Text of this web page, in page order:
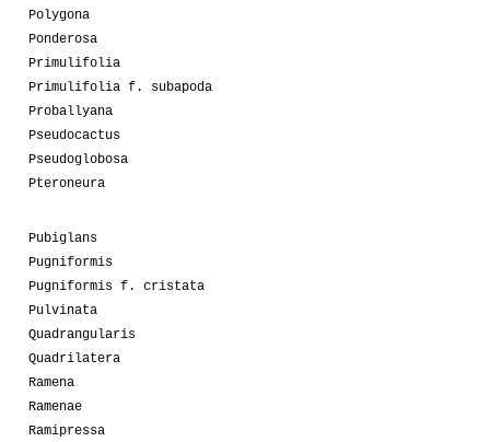
Polygona
Ponderosa
Primulifolia
Primulifolia f. subapoda
Proballyana
Pseudocactus
Pseudoglobosa
Pteroneura
Pubiglans
Pugniformis
Pugniformis f. cristata
Pulvinata
Quadrangularis
Quadrilatera
Ramena
Ramenae
Ramipressa